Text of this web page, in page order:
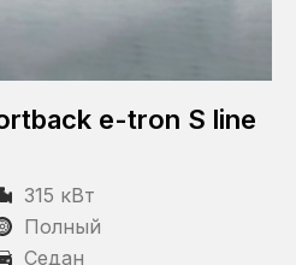
e-tron S line
315 кВт
Полный
Седан